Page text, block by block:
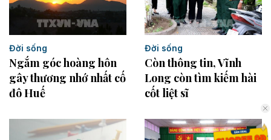
Đời sống
Ngắm góc hoàng hôn
gây thương nhớ nhất cố
đô Huế
Đời sống
Còn thông tin, Vĩnh
Long còn tìm kiếm hài
cốt liệt sĩ